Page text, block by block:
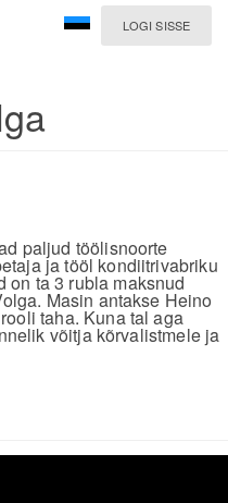
LOGI SISSE
paljud töölisnoorte
ja tööl kondiitrivabriku
on ta 3 rubla maksnud
Masin antakse Heino
taha. Kuna tal aga
võitja kõrvalistmele ja